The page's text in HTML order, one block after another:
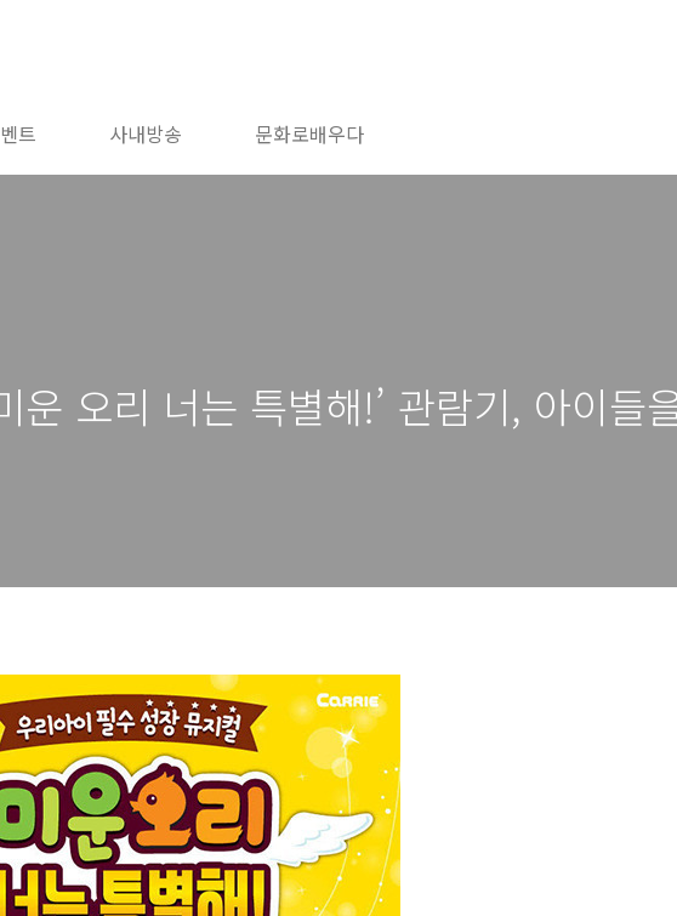
트 사내방송 문화로배우다
운 오리 너는 특별해!’ 관람기, 아이들